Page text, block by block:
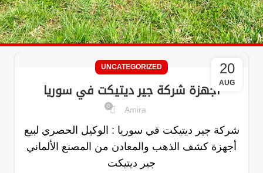
20
AUG
UNCATEGORIZED
اجهزة شركة جير ديتيكت في سوريا
Amira
0
شركة جير ديتيكت في سوريا : الوكيل الحصري لبيع
أجهزة كشف الذهب والمعادن من المصنع الألماني
جير ديتيكت